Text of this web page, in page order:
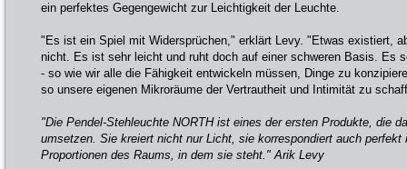
ein perfektes Gegengewicht zur Leichtigkeit der Leuchte.
"Es ist ein Spiel mit Widersprüchen," erklärt Levy. "Etwas existiert,
nicht. Es ist sehr leicht und ruht doch auf einer schweren Basis. Es
- so wie wir alle die Fähigkeit entwickeln müssen, Dinge zu
so unsere eigenen Mikroräume der Vertrautheit und Intimität zu
"Die Pendel-Stehleuchte NORTH ist eines der ersten Produkte, die
umsetzen. Sie kreiert nicht nur Licht, sie korrespondiert auch perfekt
Proportionen des Raums, in dem sie steht." Arik Levy